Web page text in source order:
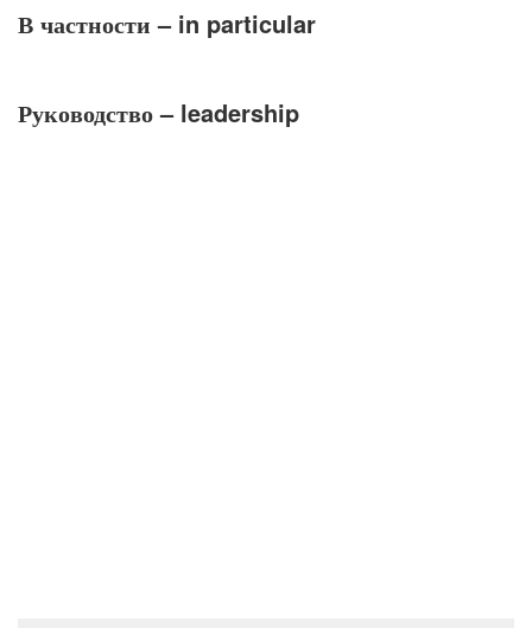
В частности – in particular
Руководство– leadership